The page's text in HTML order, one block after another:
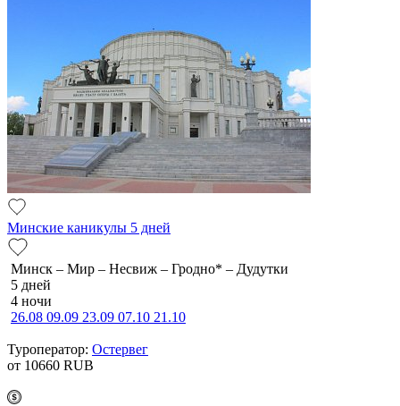
Минские каникулы 5 дней
Минск – Мир – Несвиж – Гродно* – Дудутки
5 дней
4 ночи
26.08 09.09 23.09 07.10 21.10
Туроператор: Остервег
от 10660 RUB